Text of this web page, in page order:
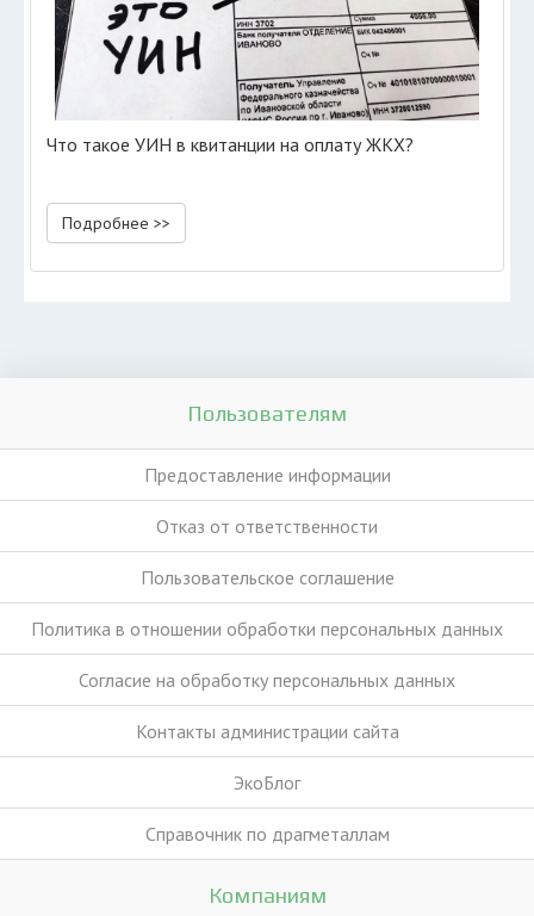
Что такое УИН в квитанции на оплату ЖКХ?
Подробнее >>
Пользователям
Предоставление информации
Отказ от ответственности
Пользовательское соглашение
Политика в отношении обработки персональных данных
Согласие на обработку персональных данных
Контакты администрации сайта
ЭкоБлог
Справочник по драгметаллам
Компаниям